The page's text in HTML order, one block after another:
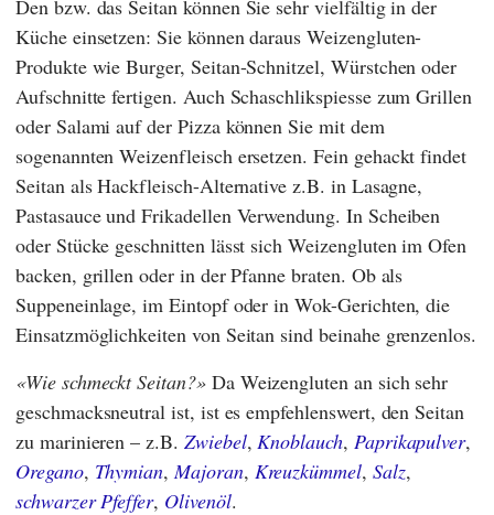
Den bzw. das Seitan können Sie sehr vielfältig in der
Küche einsetzen: Sie können daraus Weizengluten-
Produkte wie Burger, Seitan-Schnitzel, Würstchen oder
Aufschnitte fertigen. Auch Schaschlikspiesse zum Grillen
oder Salami auf der Pizza können Sie mit dem
sogenannten Weizenfleisch ersetzen. Fein gehackt findet
Seitan als Hackfleisch-Alternative z.B. in Lasagne,
Pastasauce und Frikadellen Verwendung. In Scheiben
oder Stücke geschnitten lässt sich Weizengluten im Ofen
backen, grillen oder in der Pfanne braten. Ob als
Suppeneinlage, im Eintopf oder in Wok-Gerichten, die
Einsatzmöglichkeiten von Seitan sind beinahe grenzenlos.
Wie schmeckt Seitan? Da Weizengluten an sich sehr
geschmacksneutral ist, ist es empfehlenswert, den Seitan
zu marinieren – z.B. Zwiebel,Knoblauch, Paprikapulver,
Oregano, Thymian,Majoran, Kreuzkümmel, Salz,
schwarzer Pfeffer, Olivenöl.